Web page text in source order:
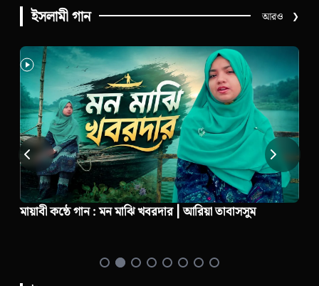
ইসলামী গান আরও ❯
মায়াবী কন্ঠে গান : মন মাঝি খবরদার | আরিয়া তাবাসসুম